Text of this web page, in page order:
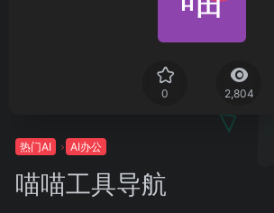
0 2,804
热门AI AI办公
喵喵工具导航